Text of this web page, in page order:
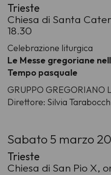
Trieste
Chiesa di Santa
18.30
Celebrazione liturgica
Le Messe gregoriane
Tempo pasquale
GRUPPO GREGORIANO
Direttore: Silvia
Sabato 5 marzo
Trieste
Chiesa di San Pio X,